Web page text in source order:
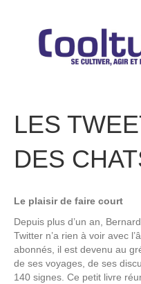
LES
DES
Le plaisir de faire court
Depuis plus d’un an,
Twitter n’a rien à voir avec
abonnés, il est devenu au
de ses voyages, de ses
140 signes. Ce petit livre